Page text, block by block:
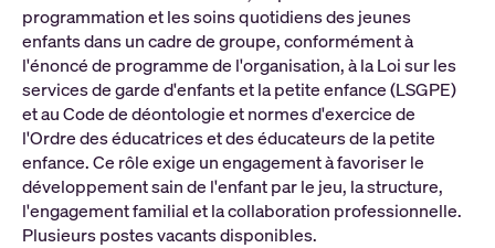
programmation et les soins quotidiens des jeunes
enfants dans un cadre de groupe, conformément à
l'énoncé de programme de l'organisation, à la Loi sur les
services de garde d'enfants et la petite enfance (LSGPE)
et au Code de déontologie et normes d'exercice de
l'Ordre des éducatrices et des éducateurs de la petite
enfance. Ce rôle exige un engagement à favoriser le
développement sain de l'enfant par le jeu, la structure,
l'engagement familial et la collaboration professionnelle.
Plusieurs postes vacants disponibles.